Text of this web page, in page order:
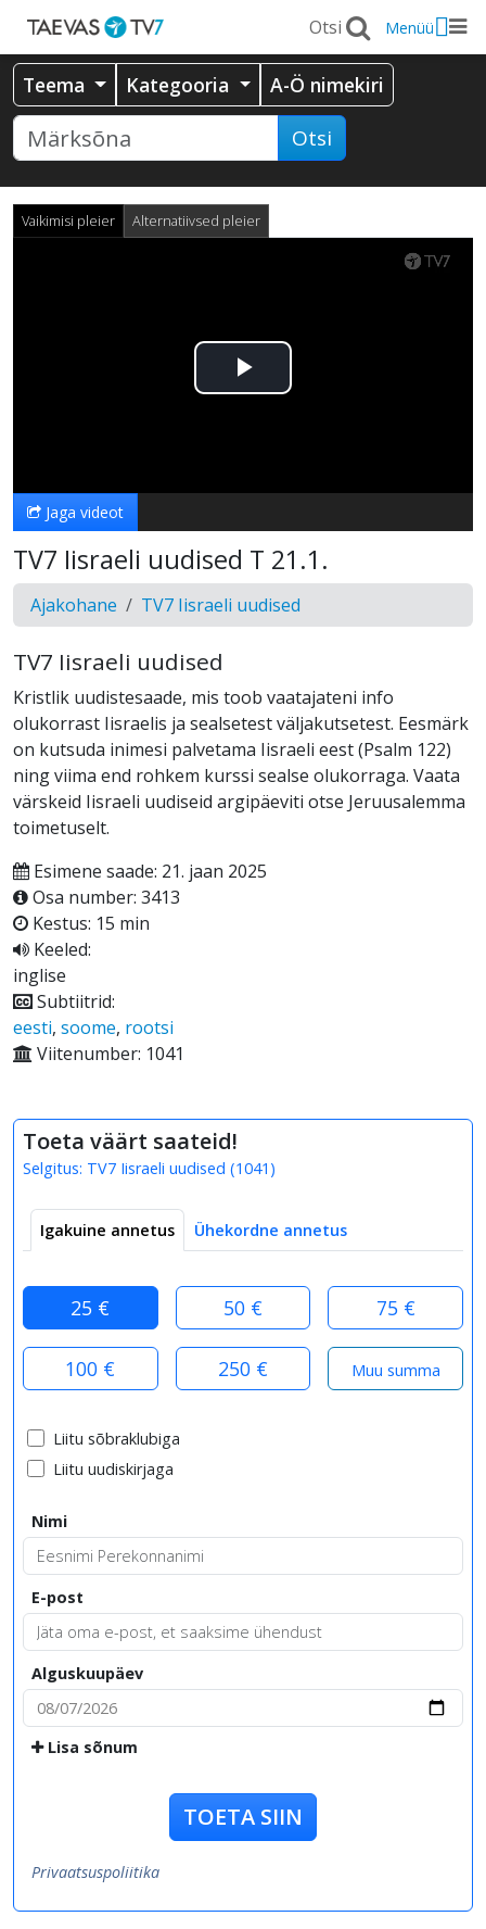
Menüü
Teema Kategooria A-Ö nimekiri
Otsi
Vaikimisi pleier Alternatiivsed pleier
Esita
Jaga videot
TV7 Iisraeli uudised T 21.1.
Ajakohane TV7 Iisraeli uudised
TV7 Iisraeli uudised
Kristlik uudistesaade, mis toob vaatajateni info
olukorrast Iisraelis ja sealsetest väljakutsetest. Eesmärk
on kutsuda inimesi palvetama Iisraeli eest (Psalm 122)
ning viima end rohkem kurssi sealse olukorraga. Vaata
värskeid Iisraeli uudiseid argipäeviti otse Jeruusalemma
toimetuselt.
Esimene saade: 21. jaan 2025
Osa number: 3413
Kestus: 15 min
Keeled:
inglise
Subtiitrid:
eesti, soome, rootsi
Viitenumber: 1041
Toeta väärt saateid!
Selgitus: TV7 Iisraeli uudised (1041 )
Igakuine annetus Ühekordne annetus
25 € 50 € 75 €
100 € 250 €
Liitu sõbraklubiga
Liitu uudiskirjaga
Nimi
E-post
Alguskuupäev
Lisa sõnum
TOETA SIIN
Privaatsuspoliitika